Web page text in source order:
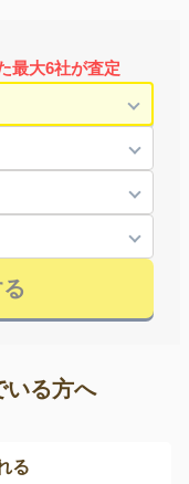
最大6社が査定
いる方へ
る